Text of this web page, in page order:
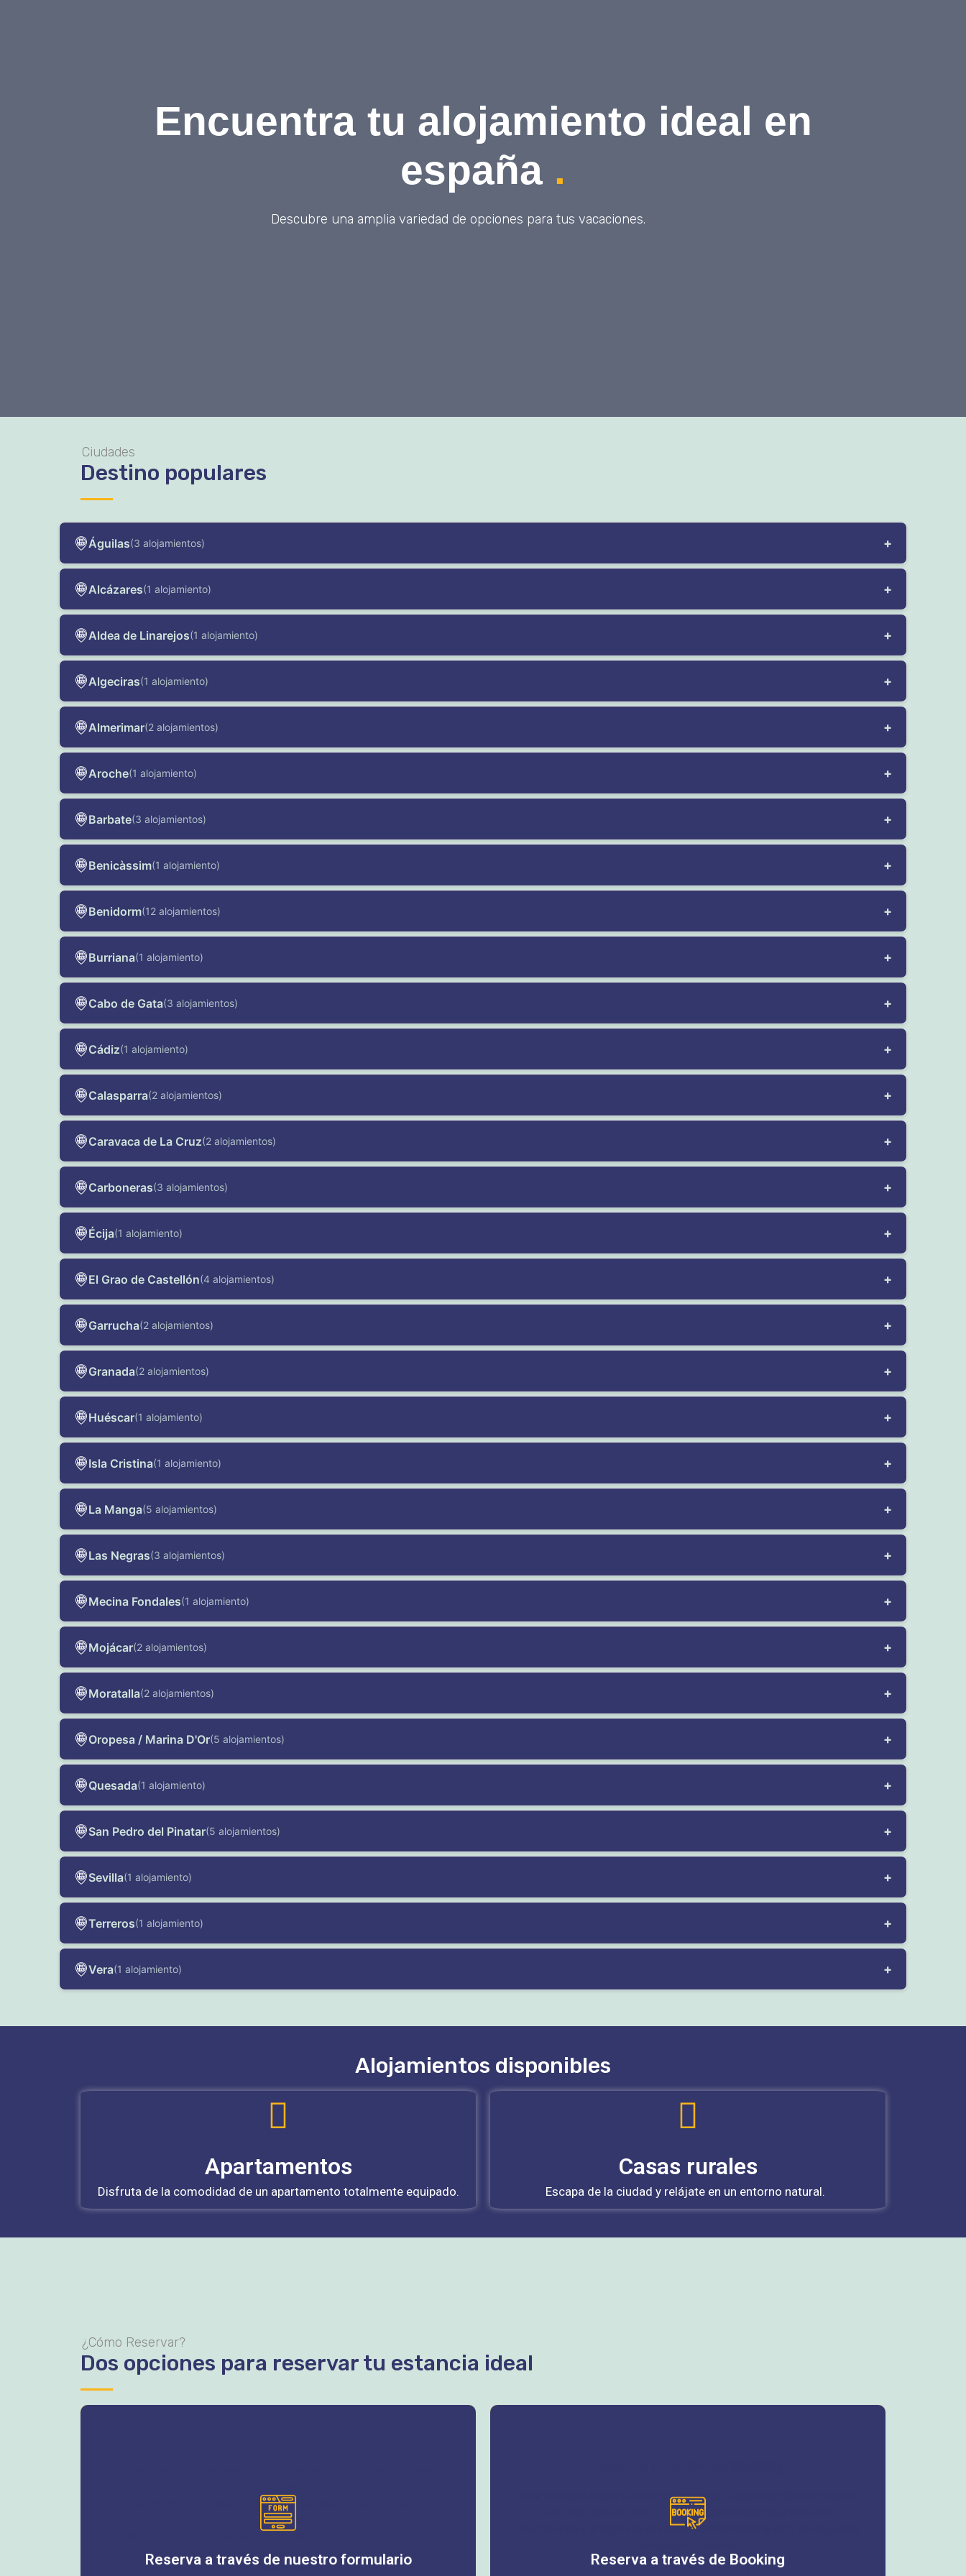
Encuentra tu alojamiento ideal en
españa .
Descubre una amplia variedad de opciones para tus vacaciones.
Ciudades
Destino populares
Águilas(3 alojamientos) +
Alcázares(1 alojamiento) +
Aldea de Linarejos(1 alojamiento) +
Algeciras(1 alojamiento) +
Almerimar(2 alojamientos) +
Aroche(1 alojamiento) +
Barbate(3 alojamientos) +
Benicàssim(1 alojamiento) +
Benidorm(12 alojamientos) +
Burriana(1 alojamiento) +
Cabo de Gata(3 alojamientos) +
Cádiz(1 alojamiento) +
Calasparra(2 alojamientos) +
Caravaca de La Cruz(2 alojamientos) +
Carboneras(3 alojamientos) +
Écija(1 alojamiento) +
El Grao de Castellón(4 alojamientos) +
Garrucha(2 alojamientos) +
Granada(2 alojamientos) +
Huéscar(1 alojamiento) +
Isla Cristina(1 alojamiento) +
La Manga(5 alojamientos) +
Las Negras(3 alojamientos) +
Mecina Fondales(1 alojamiento) +
Mojácar(2 alojamientos) +
Moratalla(2 alojamientos) +
Oropesa / Marina D'Or(5 alojamientos) +
Quesada(1 alojamiento) +
San Pedro del Pinatar(5 alojamientos) +
Sevilla(1 alojamiento) +
Terreros(1 alojamiento) +
Vera(1 alojamiento) +
Alojamientos disponibles
Apartamentos
Disfruta de la comodidad de un apartamento totalmente equipado.
Casas rurales
Escapa de la ciudad y relájate en un entorno natural.
¿Cómo Reservar?
Dos opciones para reservar tu estancia ideal
Reserva a través de nuestro formulario
2. Completa el formulario: Proporciona tus datos y preferencias en el
formulario detallado
contigo para ofrecerte una propuesta de alojamiento que se ajuste a tus Reserva a través de Booking
Reserva directa desde el listado de inmuebles: Cada alojamiento en nuestro
"Ver en Disponibilidad"
directamente a la página de ese alojamiento en Booking.com, donde podrás